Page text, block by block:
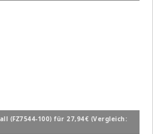
(FZ7544-100) für 27,94€ (Vergleich: